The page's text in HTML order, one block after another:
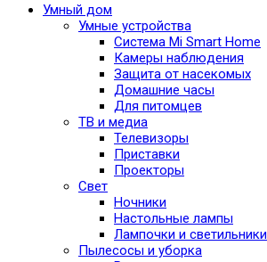
Умный дом
Умные устройства
Система Mi Smart Home
Камеры наблюдения
Защита от насекомых
Домашние часы
Для питомцев
ТВ и медиа
Телевизоры
Приставки
Проекторы
Свет
Ночники
Настольные лампы
Лампочки и светильники
Пылесосы и уборка